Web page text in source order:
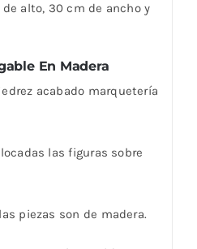
de alto, 30 cm de ancho y
En Madera
acabado marquetería
las figuras sobre
piezas son de madera.